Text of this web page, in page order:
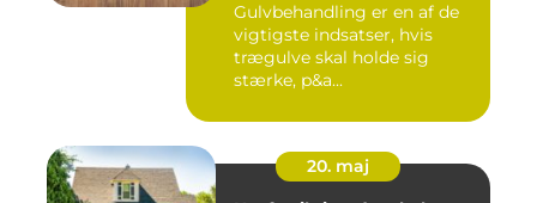
Gulvbehandling er en af de
vigtigste indsatser, hvis
trægulve skal holde sig
stærke, p&a...
20. maj